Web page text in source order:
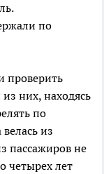
по
проверить
них, находясь
по
из
пассажиров не
четырех лет